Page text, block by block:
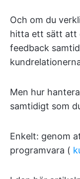
Och om du
hitta ett sätt att
feedback
Men hur
samtidigt som
Enkelt: genom
programvara (